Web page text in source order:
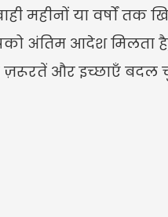
महीनों या वर्षों तक
अंतिम आदेश मिलता
और इच्छाएँ बदल